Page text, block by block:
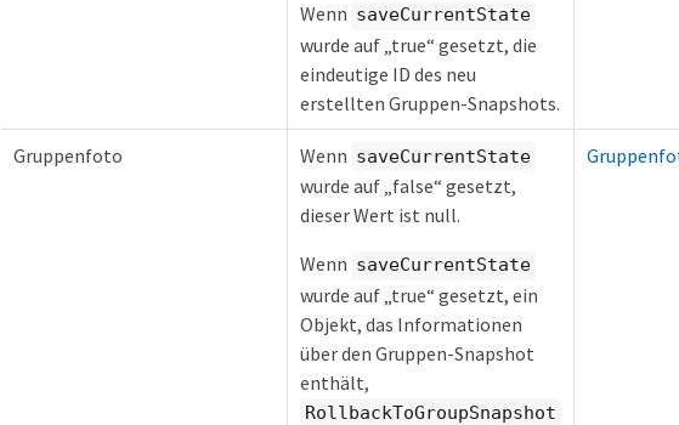
Wenn saveCurrentState
wurde auf „true“ gesetzt, die
eindeutige ID des neu
erstellten Gruppen-Snapshots.
Gruppenfoto Wenn saveCurrentState
wurde auf „false“ gesetzt,
dieser Wert ist null.
Wenn saveCurrentState
wurde auf „true“ gesetzt, ein
Objekt, das Informationen
über den Gruppen-Snapshot
enthält,
RollbackToGroupSnapshot